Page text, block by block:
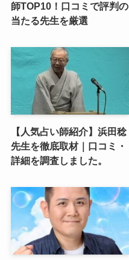
師TOP10！口コミで評判の
当たる先生を厳選
【人気占い師紹介】浜田稔
先生を徹底取材｜口コミ・
詳細を調査しました。